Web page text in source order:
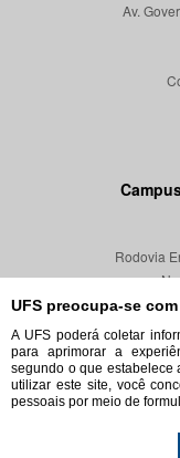
UFS preocupa-se
A UFS poderá coletar
para aprimorar a
segundo o que estabelece
utilizar este site, você
pessoais por meio de
Av.
Rodovia